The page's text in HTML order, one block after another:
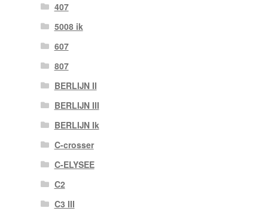
407
5008 ik
607
807
BERLIJN II
BERLIJN III
BERLIJN Ik
C-crosser
C-ELYSEE
C2
C3 III